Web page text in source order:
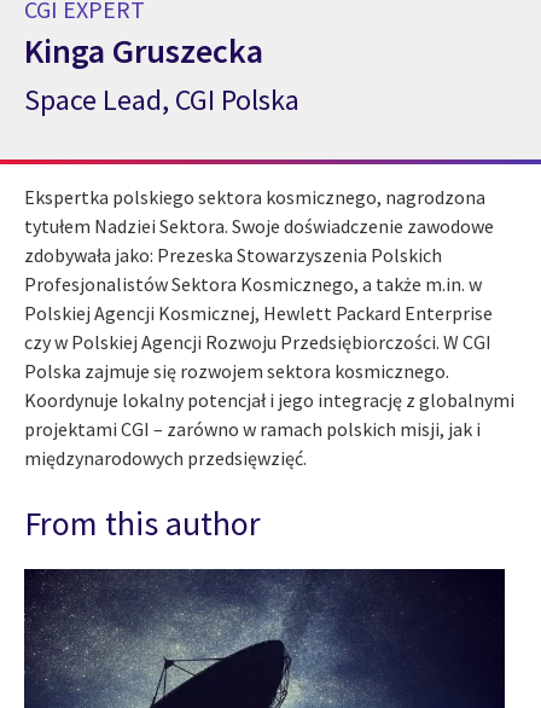
CGI EXPERT
Kinga Gruszecka
CGI Expert Kinga Gruszecka
Space Lead, CGI Polska
Ekspertka polskiego sektora kosmicznego, nagrodzona
tytułem Nadziei Sektora. Swoje doświadczenie zawodowe
zdobywała jako: Prezeska Stowarzyszenia Polskich
Profesjonalistów Sektora Kosmicznego, a także m.in. w
Polskiej Agencji Kosmicznej, Hewlett Packard Enterprise
czy w Polskiej Agencji Rozwoju Przedsiębiorczości. W CGI
Polska zajmuje się rozwojem sektora kosmicznego.
Koordynuje lokalny potencjał i jego integrację z globalnymi
projektami CGI – zarówno w ramach polskich misji, jak i
międzynarodowych przedsięwzięć.
From this author